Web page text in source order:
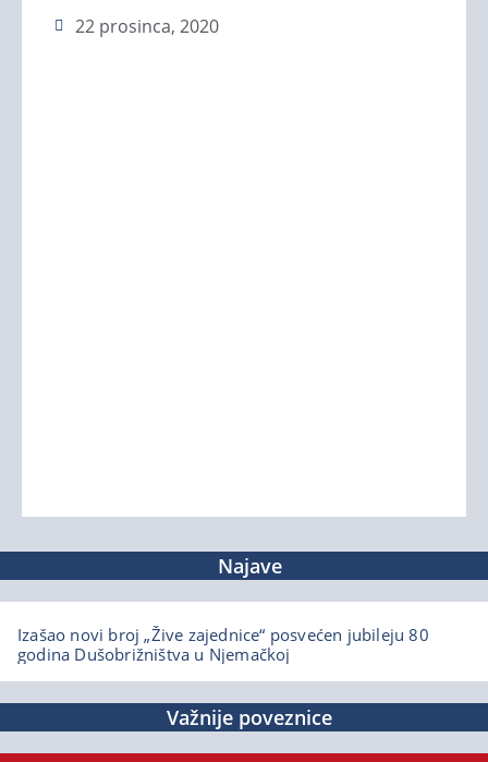
22 prosinca, 2020
Najave
Izašao novi broj „Žive zajednice“ posvećen jubileju 80
godina Dušobrižništva u Njemačkoj
Važnije poveznice